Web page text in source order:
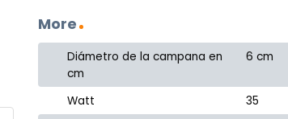
More
Diámetro de la campana en
cm
6 cm
Watt
35